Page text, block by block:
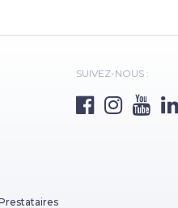
SUIVEZ-NOUS :